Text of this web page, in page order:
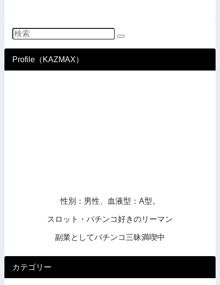
Profile（KAZMAX）
性別：男性、血液型：A型。
スロット・パチンコ好きのリーマン
副業としてパチンコ三昧満喫中
カテゴリー